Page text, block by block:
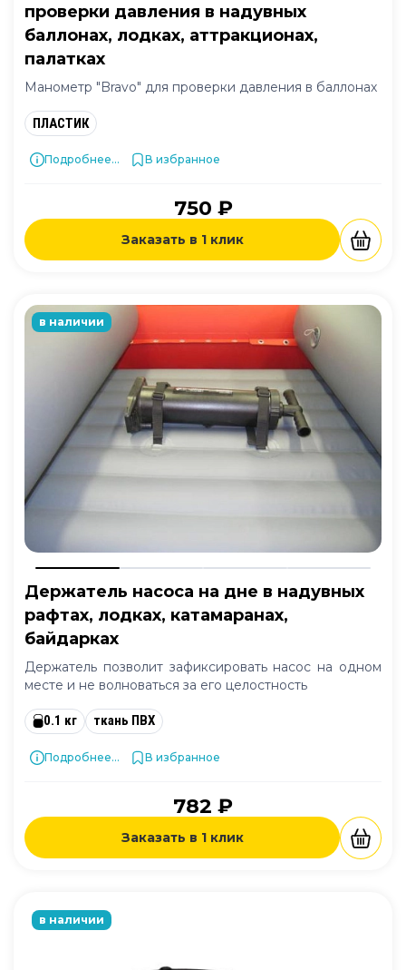
проверки давления в надувных
баллонах, лодках, аттракционах,
палатках
Манометр "Bravo" для проверки давления в баллонах
ПЛАСТИК
Подробнее... В избранное
750 ₽
Заказать в 1 клик
в наличии
Держатель насоса на дне в надувных
рафтах, лодках, катамаранах,
байдарках
Держатель позволит зафиксировать насос на одном
месте и не волноваться за его целостность
0.1 кг ткань ПВХ
Подробнее... В избранное
782 ₽
Заказать в 1 клик
в наличии